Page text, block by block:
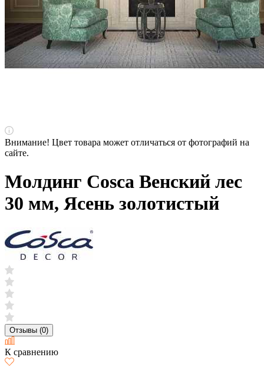
Внимание! Цвет товара может отличаться от фотографий на
сайте.
Молдинг Cosca Венский лес
30 мм, Ясень золотистый
Отзывы (0)
К сравнению